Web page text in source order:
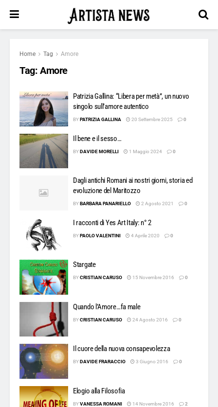
Home Tag Amore
Tag: Amore
Patrizia Gallina: “Libera per metà”, un nuovo
singolo sull’amore autentico
BYPATRIZIA GALLINA 20 Settembre 2025 0
Il bene e il sesso…
BYDAVIDE MORELLI 1 Maggio 2024 0
Dagli antichi Romani ai nostri giorni, storia ed
evoluzione del Maritozzo
BYBARBARA PANARIELLO 2 Agosto 2021 0
I racconti di Yes Art Italy: n° 2
BYPAOLO VALENTINI 4 Aprile 2020 0
Stargate
BYCRISTIAN CARUSO 15 Novembre 2016 0
Quando l’Amore…fa male
BYCRISTIAN CARUSO 24 Agosto 2016 0
Il cuore della nuova consapevolezza
BYDAVIDE FRARACCIO 3 Giugno 2016 0
Elogio alla Filosofia
BYVANESSA ROMANI 14 Novembre 2016 2